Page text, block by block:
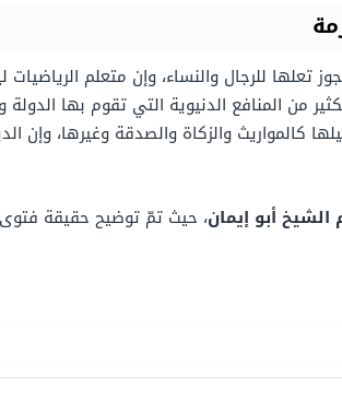
تعلها للرجال والنساء، وإن متعلم
من المنافع الدنيوية التي تقوم بها
كالمواريث والزكاة والصدقة وغيرها،
أبو إيمان، حيث تمّ توضيح حقيقة فتوى